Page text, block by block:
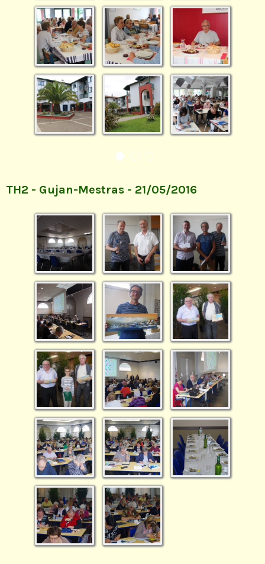
TH2 - Gujan-Mestras - 21/05/2016